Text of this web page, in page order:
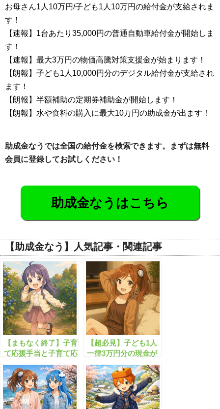
お母さん1人10万円/子ども1人10万円の給付金が支給されま
す！
【速報】1台あたり35,000円の普通自動車給付金が開始しま
す！
【速報】最大3万円の物価高騰対策支援金が始まります！
【朗報】子ども1人10,000円分のデジタル給付金が支給され
ます！
【朗報】半額補助の定期券補助金が開始します！
【朗報】水や食料の購入に最大10万円の助成金が出ます！
助成金なうでは全国の給付金を検索できます。まずは無料
会員に登録してお試しください！
助成金なうはこちら
【助成金なう】人気記事・関連記事
【まもなく終了】子育
て応援手当と子育て応
援特別手当、あわせて
4万円が支給されま
す！！
【超必見】子ども1人
一律3万円分の現金が
もらえます！